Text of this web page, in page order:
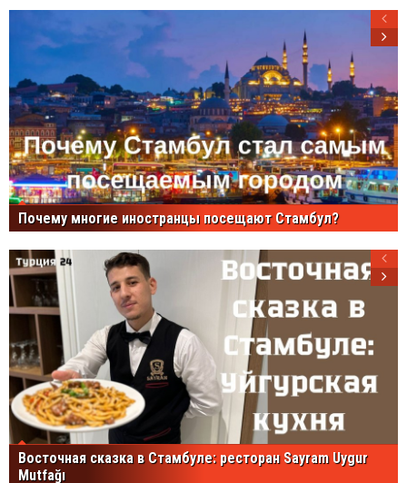
Почему многие иностранцы посещают Стамбул?
Восточная сказка в Стамбуле: ресторан Sayram Uygur
Mutfağı